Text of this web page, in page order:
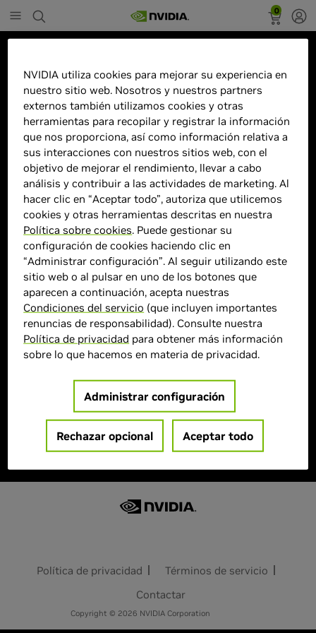
0
Gigabyte GeForce RTX 5080
Gaming OC 16GB GDDR7 DLSS4
> GPU : GeForce RTX 5080
> Cantidad de memoria : 16 GB GDDR7
> Velocidad de frecuencia acelerada : MHz
> CUDA : 10752
> MPN :
PROD-037543
Agotado
Similar Products
Failed to load similar products. Please try again
Política de privacidad
Términos de servicio
Contactar
Copyright © 2026 NVIDIA Corporation
NVIDIA utiliza cookies para mejorar su experiencia en
nuestro sitio web. Nosotros y nuestros partners
externos también utilizamos cookies y otras
herramientas para recopilar y registrar la información
que nos proporciona, así como información relativa a
sus interacciones con nuestros sitios web, con el
objetivo de mejorar el rendimiento, llevar a cabo
análisis y contribuir a las actividades de marketing. Al
hacer clic en “Aceptar todo”, autoriza que utilicemos
cookies y otras herramientas descritas en nuestra
Política sobre cookies. Puede gestionar su
configuración de cookies haciendo clic en
“Administrar configuración”. Al seguir utilizando este
sitio web o al pulsar en uno de los botones que
aparecen a continuación, acepta nuestras
Condiciones del servicio (que incluyen importantes
renuncias de responsabilidad). Consulte nuestra
Política de privacidad para obtener más información
sobre lo que hacemos en materia de privacidad.
Administrar configuración
Rechazar opcional Aceptar todo